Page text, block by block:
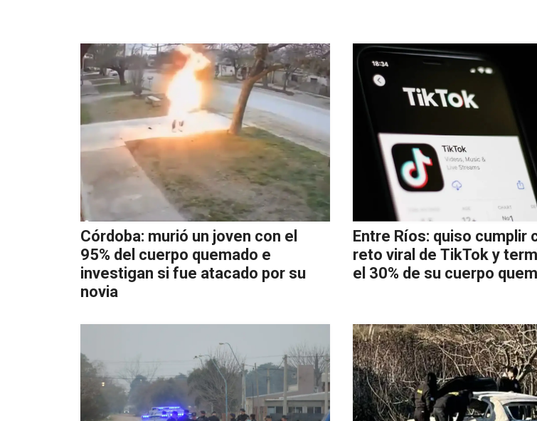
Córdoba: murió un joven con el
95% del cuerpo quemado e
investigan si fue atacado por su
novia
Entre Ríos: quiso cumplir
reto viral de TikTok y
el 30% de su cuerpo